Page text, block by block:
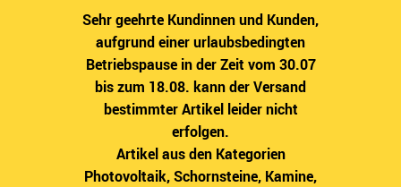
Sehr geehrte Kundinnen und Kunden,
aufgrund einer urlaubsbedingten
Betriebspause in der Zeit vom 30.07
bis zum 18.08. kann der Versand
bestimmter Artikel leider nicht
erfolgen.
Artikel aus den Kategorien
Photovoltaik, Schornsteine, Kamine,